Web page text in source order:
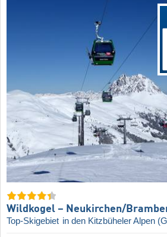
Wildkogel – Neukirchen/​
Top-Skigebiet in den Kitzbüheler Alpen